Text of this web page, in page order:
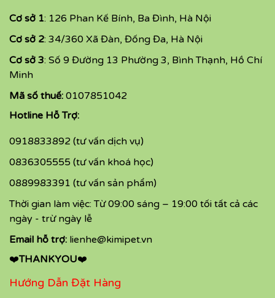
Cơ sở 1: 126 Phan Kế Bính, Ba Đình, Hà Nội
Cơ sở 2: 34/360 Xã Đàn, Đống Đa, Hà Nội
Cơ sở 3: Số 9 Đường 13 Phường 3, Bình Thạnh, Hồ Chí
Minh
Mã số thuế: 0107851042
Hotline Hỗ Trợ:
0918833892 (tư vấn dịch vụ)
0836305555 (tư vấn khoá học)
0889983391 (tư vấn sản phẩm)
Thời gian làm việc: Từ 09:00 sáng – 19:00 tối tất cả các
ngày - trừ ngày lễ
Email hỗ trợ: lienhe@kimipet.vn
❤️THANKYOU❤️
Hướng Dẫn Đặt Hàng